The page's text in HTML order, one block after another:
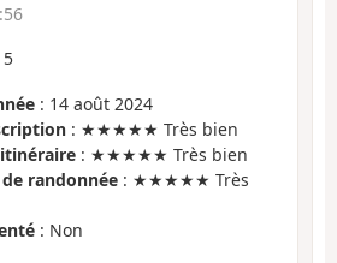
5
: 14 août 2024
: ★★★★★ Très bien
: ★★★★★ Très bien
randonnée : ★★★★★ Très
: Non